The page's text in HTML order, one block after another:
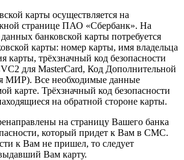
карты осуществляется на
странице ПАО «Сбербанк». На
банковской карты потребуется
карты: номер карты, имя владельца
карты, трёхзначный код безопасности
для MasterCard, Код Дополнительной
МИР). Все необходимые данные
карте. Трёхзначный код безопасности
на обратной стороне карты.
на страницу Вашего банка
который придет к Вам в СМС.
к Вам не пришел, то следует
Вам карту.